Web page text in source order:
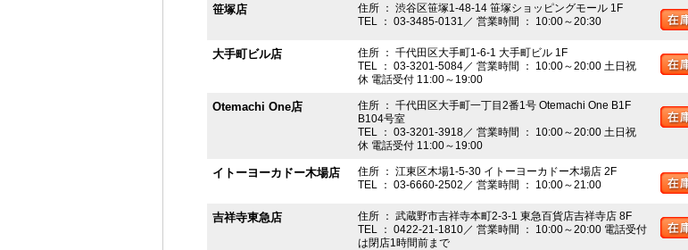
笹塚店
住所 ： 渋谷区笹塚1-48-14 笹塚ショッピングモール 1F
TEL ： 03-3485-0131／ 営業時間 ： 10:00～20:30
大手町ビル店
住所 ： 千代田区大手町1-6-1 大手町ビル 1F
TEL ： 03-3201-5084／ 営業時間 ： 10:00～20:00 土日祝
休 電話受付 11:00～19:00
Otemachi One店
住所 ： 千代田区大手町一丁目2番1号 Otemachi One B1F
B104号室
TEL ： 03-3201-3918／ 営業時間 ： 10:00～20:00 土日祝
休 電話受付 11:00～19:00
イトーヨーカドー木場店
住所 ： 江東区木場1-5-30 イトーヨーカドー木場店 2F
TEL ： 03-6660-2502／ 営業時間 ： 10:00～21:00
吉祥寺東急店
住所 ： 武蔵野市吉祥寺本町2-3-1 東急百貨店吉祥寺店 8F
TEL ： 0422-21-1810／ 営業時間 ： 10:00～20:00 電話受付
は閉店1時間前まで